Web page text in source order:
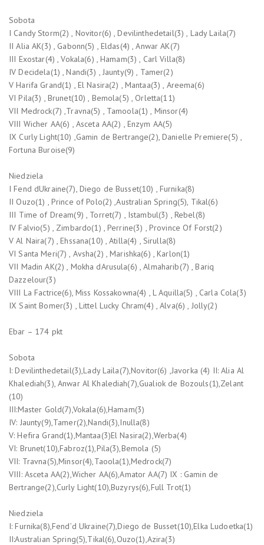
Sobota
I Candy Storm(2) , Novitor(6) , Devilinthedetail(3) , Lady Laila(7)
II Alia AK(3) , Gabonn(5) , Eldas(4) , Anwar AK(7)
III Exostar(4) , Vokala(6) , Hamam(3) , Carl Villa(8)
IV Decidela(1) , Nandi(3) , Jaunty(9) , Tamer(2)
V Harifa Grand(1) , El Nasira(2) , Mantaa(3) , Areema(6)
VI Pila(3) , Brunet(10) , Bemola(5) , Orletta(11)
VII Medrock(7) ,Travna(5) , Tamoola(1) , Minsor(4)
VIII Wicher AA(6) , Asceta AA(2) , Enzym AA(5)
IX Curly Light(10) ,Gamin de Bertrange(2), Danielle Premiere(5) ,
Fortuna Buroise(9)
Niedziela
I Fend dUkraine(7), Diego de Busset(10) , Furnika(8)
II Ouzo(1) , Prince of Polo(2) ,Australian Spring(5), Tikal(6)
III Time of Dream(9) , Torret(7) , Istambul(3) , Rebel(8)
IV Falvio(5) , Zimbardo(1) , Perrine(3) , Province Of Forst(2)
V Al Naira(7) , Ehssana(10) , Atilla(4) , Sirulla(8)
VI Santa Meri(7) , Avsha(2) , Marishka(6) , Karlon(1)
VII Madin AK(2) , Mokha dArusula(6) , Almaharib(7) , Bariq
Dazzelour(3)
VIII La Factrice(6), Miss Kossakowna(4) , L Aquilla(5) , Carla Cola(3)
IX Saint Bomer(3) , Littel Lucky Chram(4) , Alva(6) , Jolly(2)
Ebar – 174 pkt
Sobota
I: Devilinthedetail(3),Lady Laila(7),Novitor(6) ,Javorka (4) II: Alia Al
Khalediah(3), Anwar Al Khalediah(7),Gualiok de Bozouls(1),Zelant
(10)
III:Master Gold(7),Vokala(6),Hamam(3)
IV: Jaunty(9),Tamer(2),Nandi(3),Inulla(8)
V: Hefira Grand(1),Mantaa(3)El Nasira(2),Werba(4)
VI: Brunet(10),Fabroz(1),Pila(3),Bemola (5)
VII: Travna(5),Minsor(4),Taoola(1),Medrock(7)
VIII: Asceta AA(2),Wicher AA(6),Amator AA(7) IX : Gamin de
Bertrange(2),Curly Light(10),Buzyrys(6),Full Trot(1)
Niedziela
I: Furnika(8),Fend’d Ukraine(7),Diego de Busset(10),Elka Ludoetka(1)
II:Australian Spring(5),Tikal(6),Ouzo(1),Azira(3)